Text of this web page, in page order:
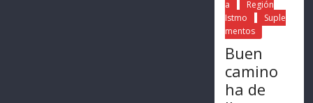
a
Región
Istmo
Suple
mentos
Buen
camino
ha de